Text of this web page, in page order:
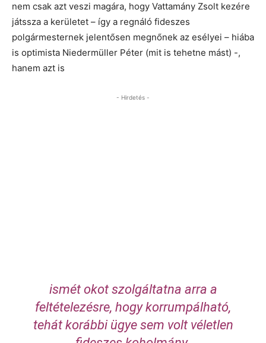
nem csak azt veszi magára, hogy Vattamány Zsolt kezére
játssza a kerületet – így a regnáló fideszes
polgármesternek jelentősen megnőnek az esélyei – hiába
is optimista Niedermüller Péter (mit is tehetne mást) -,
hanem azt is
- Hirdetés -
ismét okot szolgáltatna arra a
feltételezésre, hogy korrumpálható,
tehát korábbi ügye sem volt véletlen